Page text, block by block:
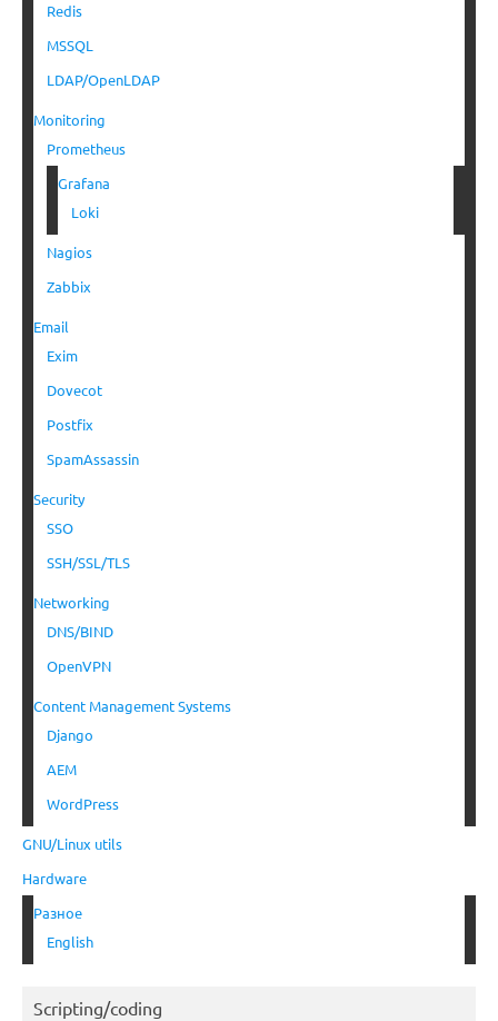
Redis
MSSQL
LDAP/OpenLDAP
Monitoring
Prometheus
Grafana
Loki
Nagios
Zabbix
Email
Exim
Dovecot
Postfix
SpamAssassin
Security
SSO
SSH/SSL/TLS
Networking
DNS/BIND
OpenVPN
Content Management Systems
Django
AEM
WordPress
GNU/Linux utils
Hardware
Разное
English
Scripting/coding